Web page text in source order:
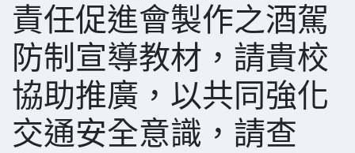
責任促進會製作之酒駕
防制宣導教材，請貴校
協助推廣，以共同強化
交通安全意識，請查